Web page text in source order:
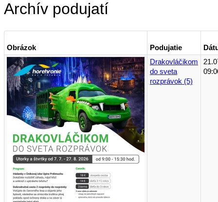
Archív podujatí
Obrázok Podujatie
Drakovláčikom
do sveta
rozprávok (5)